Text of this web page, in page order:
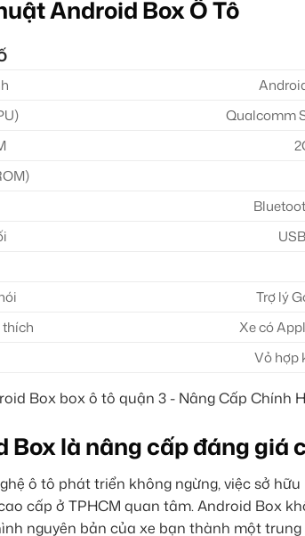
Android Box Ô Tô
Qualcomm
Trợ lý
thích
Xe có
Vỏ hợp
Box là nâng cấp đáng giá
ô tô phát triển không ngừng, việc sở
cấp ở TPHCM quan tâm. Android Box
nguyên bản của xe bạn thành một